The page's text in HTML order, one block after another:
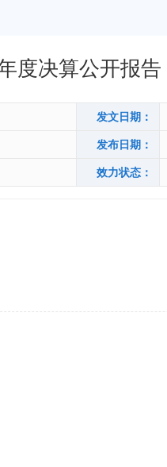
度决算公开报告
发文日期：
发布日期：
效力状态：